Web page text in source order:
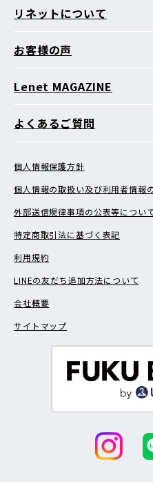
リネットについて
お客様の声
Lenet MAGAZINE
よくあるご質問
個人情報保護方針
個人情報の取扱い及び利用者情報
外部送信規律事項の公表等につい
特定商取引法に基づく表記
利用規約
LINEの友だち追加方法について
会社概要
サイトマップ